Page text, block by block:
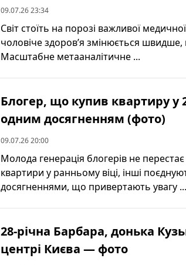
09.07.26 23:34
Світ стоїть на порозі важливої
чоловіче здоров’я змінюється
Масштабне метааналітичне ...
Блогер, що купив квартиру у
одним досягненням (фото)
09.07.26 20:00
Молода генерація блогерів не
квартири у ранньому віці, інші
досягненнями, що привертають увагу ...
28-річна Барбара, донька
центрі Києва — фото